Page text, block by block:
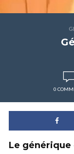
0
Le générique